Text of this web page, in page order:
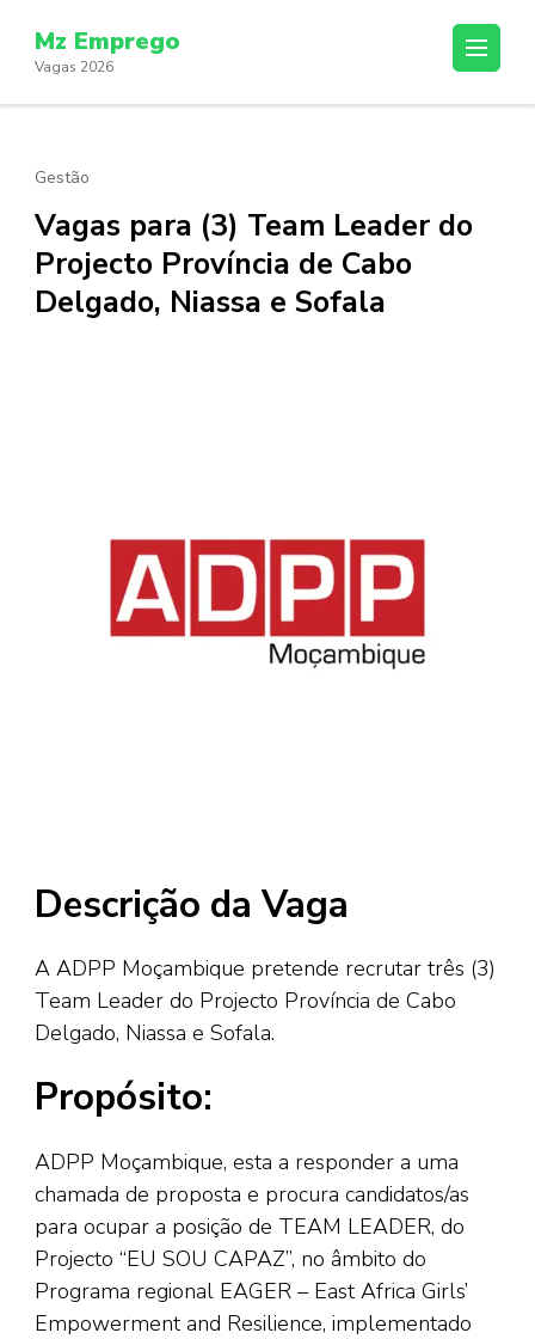
content
(Press
Mz Emprego
Vagas 2026
Gestão
Vagas para (3) Team Leader do
Projecto Província de Cabo
Delgado, Niassa e Sofala
Descrição da Vaga
A ADPP Moçambique pretende recrutar três (3)
Team Leader do Projecto Província de Cabo
Delgado, Niassa e Sofala.
Propósito:
ADPP Moçambique, esta a responder a uma
chamada de proposta e procura candidatos/as
para ocupar a posição de TEAM LEADER, do
Projecto “EU SOU CAPAZ”, no âmbito do
Programa regional EAGER – East Africa Girls’
Empowerment and Resilience, implementado